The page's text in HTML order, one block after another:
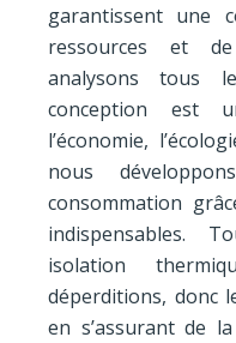
garantissent une
ressources et
analysons tous
conception est
l’économie,
nous
consommation
indispensables.
isolation
déperditions, donc
en s’assurant de